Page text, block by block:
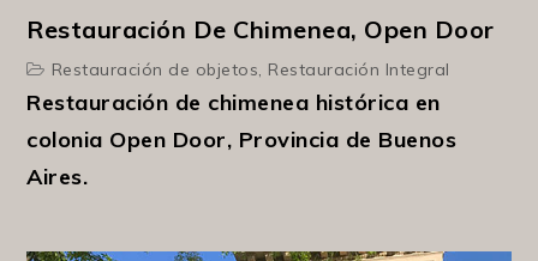
Restauración De Chimenea, Open Door
Restauración de objetos, Restauración Integral
Restauración de chimenea histórica en
colonia Open Door, Provincia de Buenos
Aires.